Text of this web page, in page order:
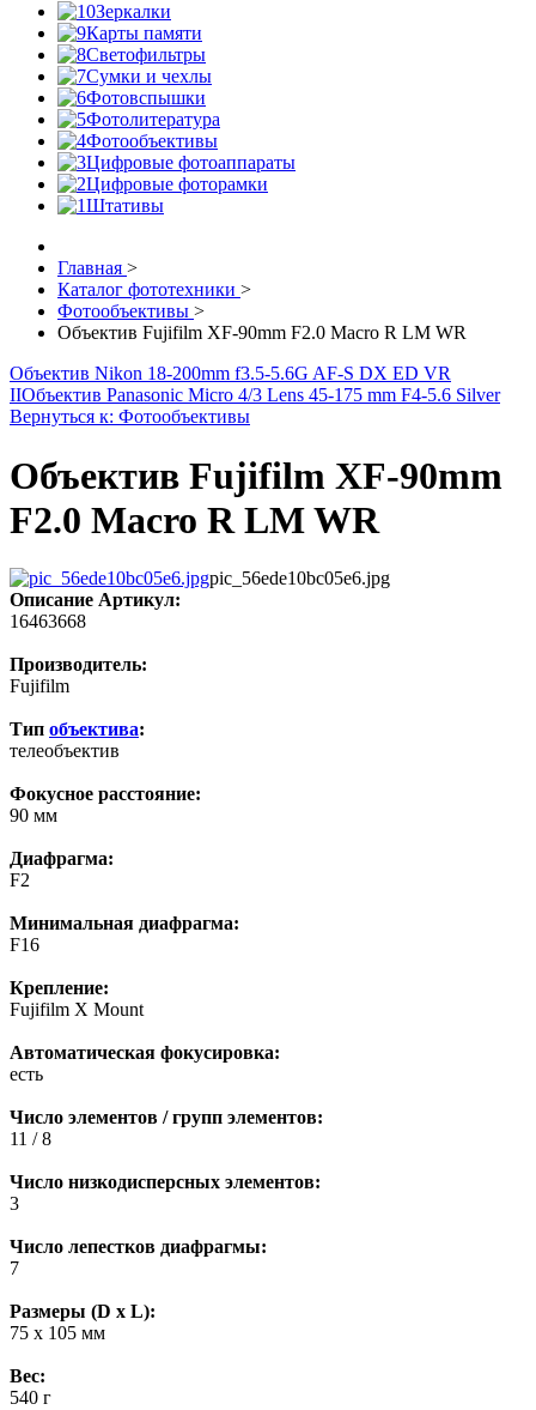
Зеркалки
Карты памяти
Светофильтры
Сумки и чехлы
Фотовспышки
Фотолитература
Фотообъективы
Цифровые фотоаппараты
Цифровые фоторамки
Штативы
Главная >
Каталог фототехники >
Фотообъективы >
Объектив Fujifilm XF-90mm F2.0 Macro R LM WR
Объектив Nikon 18-200mm f3.5-5.6G AF-S DX ED VR
IIОбъектив Panasonic Micro 4/3 Lens 45-175 mm F4-5.6 Silver
Вернуться к: Фотообъективы
Объектив Fujifilm XF-90mm
F2.0 Macro R LM WR
pic_56ede10bc05e6.jpg
Описание Артикул:
16463668
Производитель:
Fujifilm
Тип объектива:
телеобъектив
Фокусное расстояние:
90 мм
Диафрагма:
F2
Минимальная диафрагма:
F16
Крепление:
Fujifilm X Mount
Автоматическая фокусировка:
есть
Число элементов / групп элементов:
11 / 8
Число низкодисперсных элементов:
3
Число лепестков диафрагмы:
7
Размеры (D x L):
75 x 105 мм
Вес:
540 г